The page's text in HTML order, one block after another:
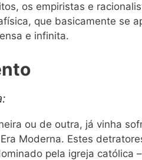
os empiristas e
que basicamente se
e infinita.
ou de outra, já vinha
Moderna. Estes
pela igreja católica